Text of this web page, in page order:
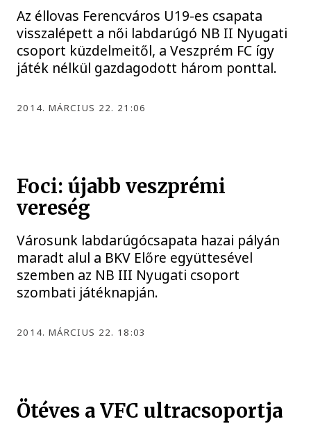
Az éllovas Ferencváros U19-es csapata
visszalépett a női labdarúgó NB II Nyugati
csoport küzdelmeitől, a Veszprém FC így
játék nélkül gazdagodott három ponttal.
2014. MÁRCIUS 22. 21:06
Foci: újabb veszprémi
vereség
Városunk labdarúgócsapata hazai pályán
maradt alul a BKV Előre együttesével
szemben az NB III Nyugati csoport
szombati játéknapján.
2014. MÁRCIUS 22. 18:03
Ötéves a VFC ultracsoportja